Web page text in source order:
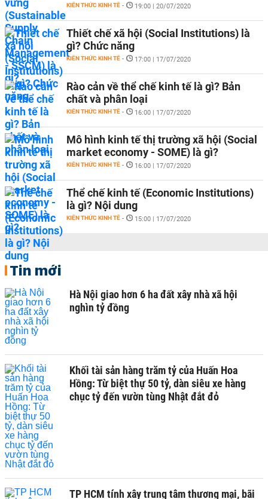
KIẾN THỨC KINH TẾ - 19:00 | 20/07/2020
Thiết chế xã hội (Social Institutions) là
gì? Chức năng
KIẾN THỨC KINH TẾ - 17:00 | 17/07/2020
Rào cản về thể chế kinh tế là gì? Bản
chất và phân loại
KIẾN THỨC KINH TẾ - 16:00 | 17/07/2020
Mô hình kinh tế thị trường xã hội (Social
market economy - SOME) là gì?
KIẾN THỨC KINH TẾ - 16:00 | 17/07/2020
Thể chế kinh tế (Economic Institutions)
là gì? Nội dung
KIẾN THỨC KINH TẾ - 15:00 | 17/07/2020
Tin mới
Hà Nội giao hơn 6 ha đất xây nhà xã hội
nghìn tỷ đồng
Khối tài sản hàng trăm tỷ của Huấn Hoa
Hồng: Từ biệt thự 50 tỷ, dàn siêu xe hàng
chục tỷ đến vườn tùng Nhật đắt đỏ
TP HCM tính xây trung tâm thương mại, bãi